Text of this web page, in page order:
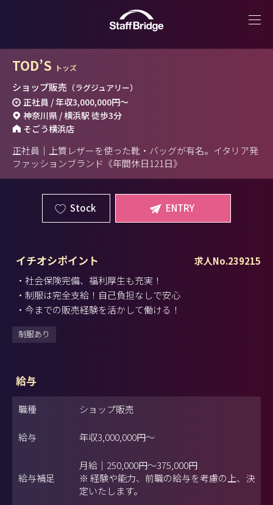
TOD’S トッズ
ショップ販売 （ラグジュアリー）
正社員 / 年収3,000,000円～
神奈川県 / 横浜駅 徒歩3分
そごう横浜店
正社員｜上質レザーを使った靴・バッグが有名。イタリア発
ファッションブランド《年間休日121日》
Stock ENTRY
求人No.239215
イチオシポイント
・社会保険完備、福利厚生も充実！
・制服は完全支給！自己負担なしで安心
・今までの販売経験を活かして働ける！
制服あり
給与
職種 ショップ販売
給与 年収3,000,000円～
給与補足
月給｜250,000円～375,000円
※ 経験や能力、前職の給与を考慮の上、決
定いたします。